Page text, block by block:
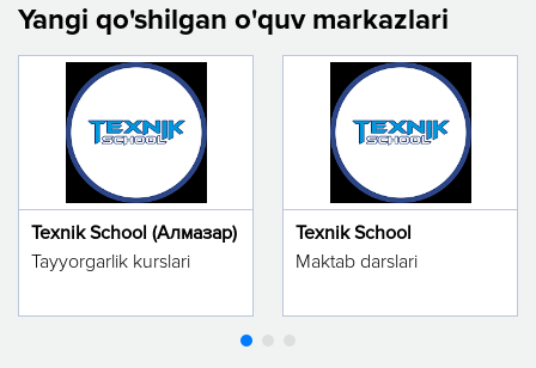
Yangi qo'shilgan o'quv markazlari
Texnik School (Алмазар)
Tayyorgarlik kurslari
Texnik School
Maktab darslari